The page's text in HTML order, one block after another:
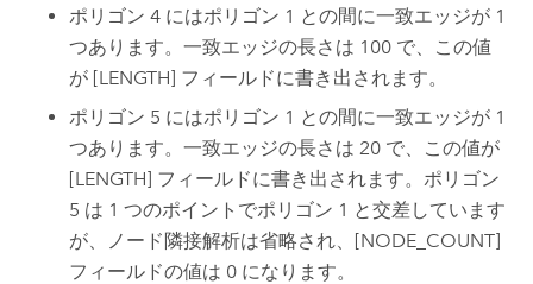
ポリゴン 4 にはポリゴン 1 との間に一致エッジが 1
つあります。一致エッジの長さは 100 で、この値
が [LENGTH] フィールドに書き出されます。
ポリゴン 5 にはポリゴン 1 との間に一致エッジが 1
つあります。一致エッジの長さは 20 で、この値が
[LENGTH] フィールドに書き出されます。ポリゴン
5 は 1 つのポイントでポリゴン 1 と交差しています
が、ノード隣接解析は省略され、[NODE_COUNT]
フィールドの値は 0 になります。